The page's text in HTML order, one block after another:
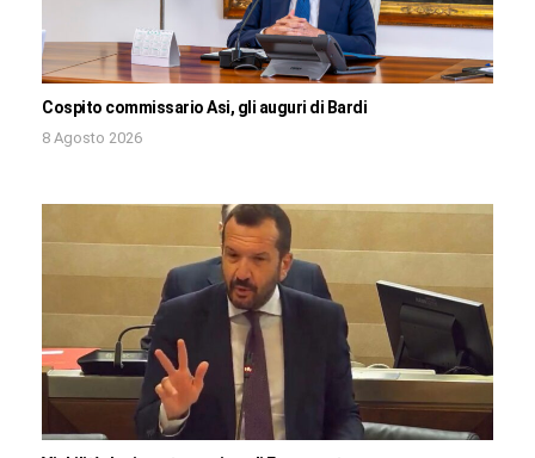
Cospito commissario Asi, gli auguri di Bardi
8 Agosto 2026